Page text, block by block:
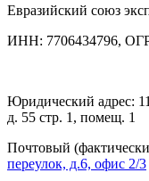
Евразийский союз
ИНН: 7706434796,
Юридический адрес:
д. 55 стр. 1, помещ. 1
Почтовый
переулок, д.6, офис 2/3